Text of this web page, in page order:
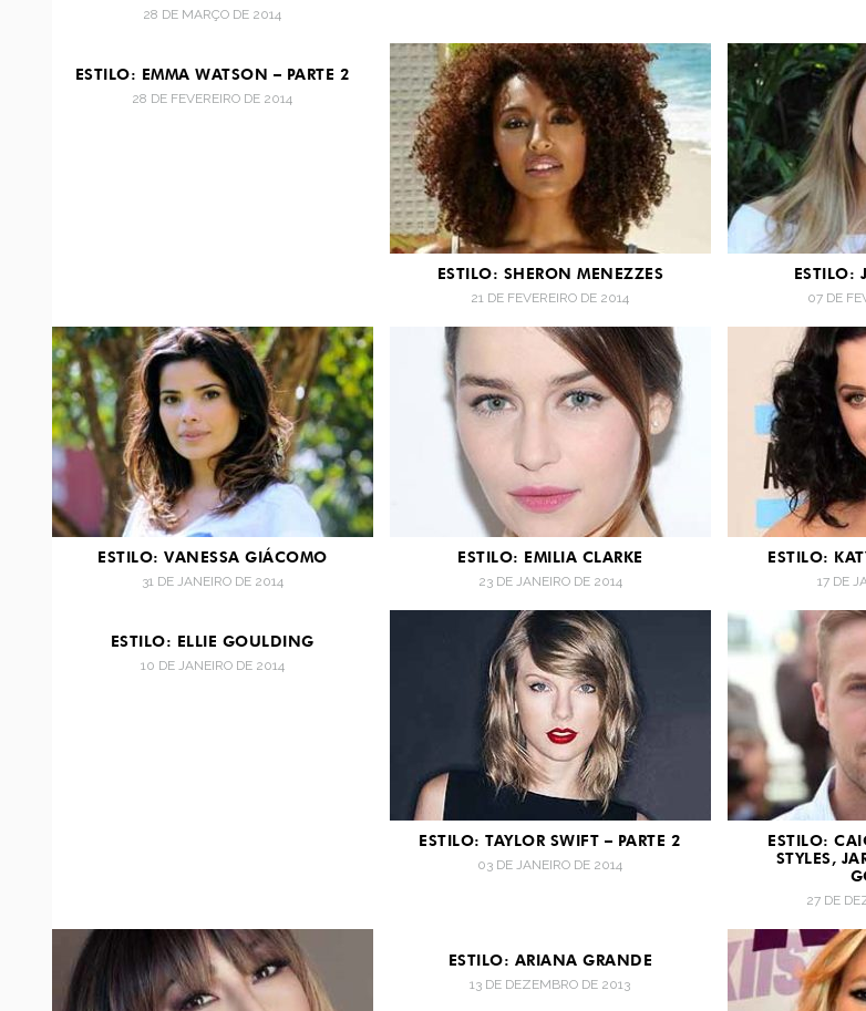
28 DE MARÇO DE 2014
ESTILO: EMMA WATSON – PARTE 2
28 DE FEVEREIRO DE 2014
ESTILO: SHERON MENEZZES
21 DE FEVEREIRO DE 2014
ESTILO:
07 DE
ESTILO: VANESSA GIÁCOMO
31 DE JANEIRO DE 2014
ESTILO: EMILIA CLARKE
23 DE JANEIRO DE 2014
ESTILO:
17 DE
ESTILO: ELLIE GOULDING
10 DE JANEIRO DE 2014
ESTILO: TAYLOR SWIFT – PARTE 2
03 DE JANEIRO DE 2014
ESTILO:
STYLES,
27 DE
ESTILO: ARIANA GRANDE
13 DE DEZEMBRO DE 2013